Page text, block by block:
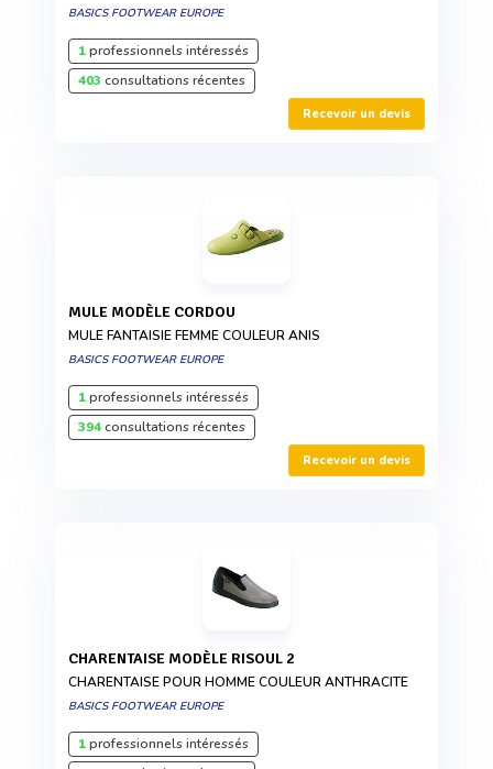
BASICS FOOTWEAR EUROPE
1professionnels intéressés
403 consultations récentes
Recevoir un devis
MULE MODÈLE CORDOU
MULE FANTAISIE FEMME COULEUR ANIS
BASICS FOOTWEAR EUROPE
1professionnels intéressés
394consultations récentes
Recevoir un devis
CHARENTAISE MODÈLE RISOUL 2
CHARENTAISE POUR HOMME COULEUR ANTHRACITE
BASICS FOOTWEAR EUROPE
1professionnels intéressés